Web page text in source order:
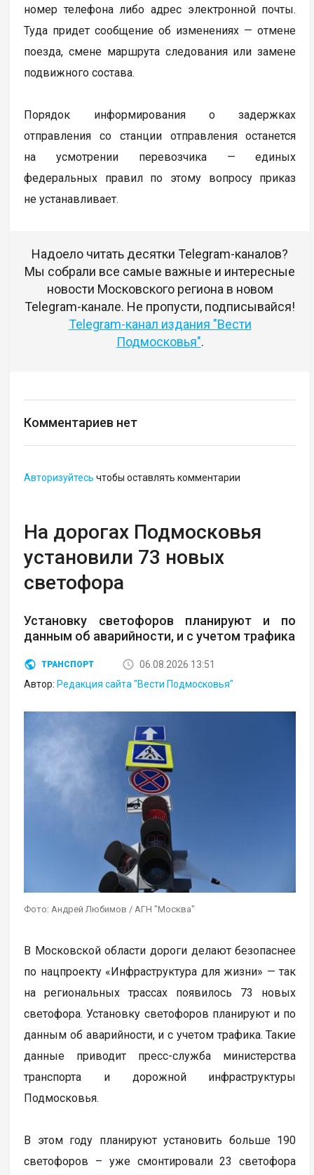
номер телефона либо адрес электронной почты.
Туда придет сообщение об изменениях — отмене
поезда, смене маршрута следования или замене
подвижного состава.
Порядок информирования о задержках
отправления со станции отправления останется
на усмотрении перевозчика — единых
федеральных правил по этому вопросу приказ
не устанавливает.
Надоело читать десятки Telegram-каналов?
Мы собрали все самые важные и интересные
новости Московского региона в новом
Telegram-канале. Не пропусти, подписывайся!
Telegram-канал издания "Вести
Подмосковья".
Комментариев нет
Авторизуйтесь чтобы оставлять комментарии
На дорогах Подмосковья
установили 73 новых
светофора
Установку светофоров планируют и по
данным об аварийности, и с учетом трафика
ТРАНСПОРТ
06.08.2026 13:51
Автор: Редакция сайта "Вести Подмосковья"
Фото: Андрей Любимов / АГН "Москва"
В Московской области дороги делают безопаснее
по нацпроекту «Инфраструктура для жизни» — так
на региональных трассах появилось 73 новых
светофора. Установку светофоров планируют и по
данным об аварийности, и с учетом трафика. Такие
данные приводит пресс-служба министерства
транспорта и дорожной инфраструктуры
Подмосковья.
В этом году планируют установить больше 190
светофоров – уже смонтировали 23 светофора